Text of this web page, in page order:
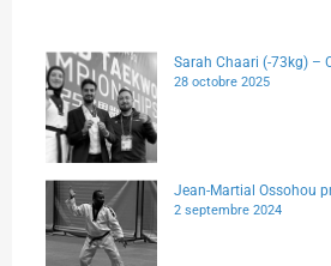
Sarah Chaari (-73kg) –
28 octobre 2025
Jean-Martial Ossohou
2 septembre 2024